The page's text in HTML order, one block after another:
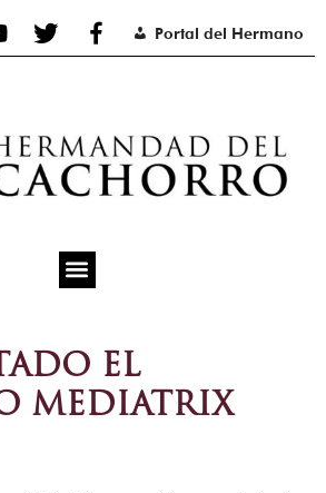
Portal del Hermano
EL
MEDIATRIX